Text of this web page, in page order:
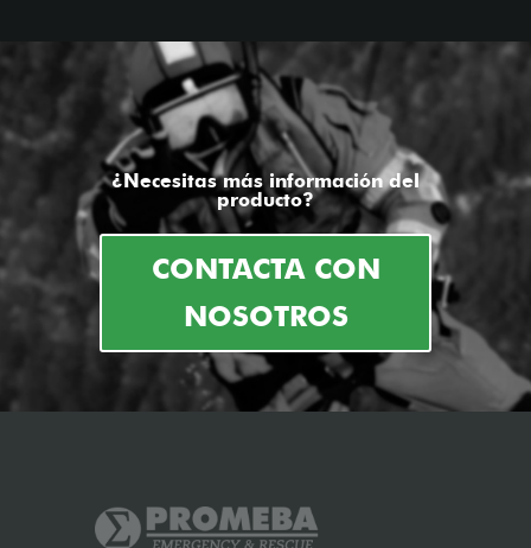
¿Necesitas más información del
producto?
CONTACTA CON
NOSOTROS